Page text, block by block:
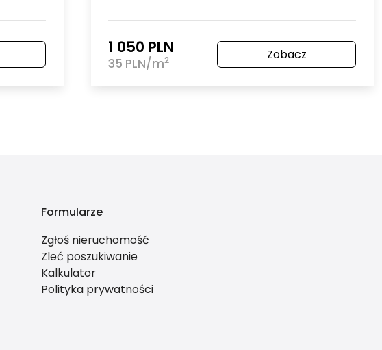
1 050 PLN
35 PLN/m2 Zobacz
Formularze
Zgłoś nieruchomość
Zleć poszukiwanie
Kalkulator
Polityka prywatności